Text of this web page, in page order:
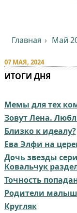
Главная Май
07 МАЯ, 2024
ИТОГИ ДНЯ
Мемы для тех
Зовут Лена.
Близко к идеалу?
Ева Элфи на
Дочь звезды
Ковальчук
Точность
Родители
Кругляк